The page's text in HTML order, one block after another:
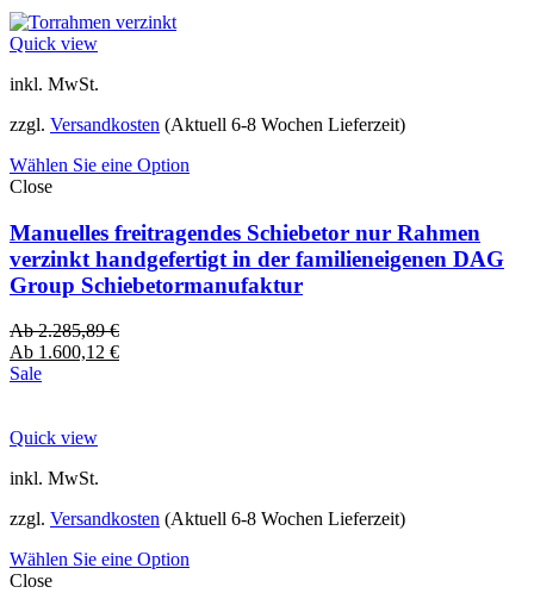
Quick view
inkl. MwSt.
zzgl. Versandkosten (Aktuell 6-8 Wochen Lieferzeit)
Wählen Sie eine Option
Close
Manuelles freitragendes Schiebetor nur Rahmen
verzinkt handgefertigt in der familieneigenen DAG
Group Schiebetormanufaktur
Ab2.285,89€
Ab 1.600,12 €
Sale
Quick view
inkl. MwSt.
zzgl. Versandkosten (Aktuell 6-8 Wochen Lieferzeit)
Wählen Sie eine Option
Close